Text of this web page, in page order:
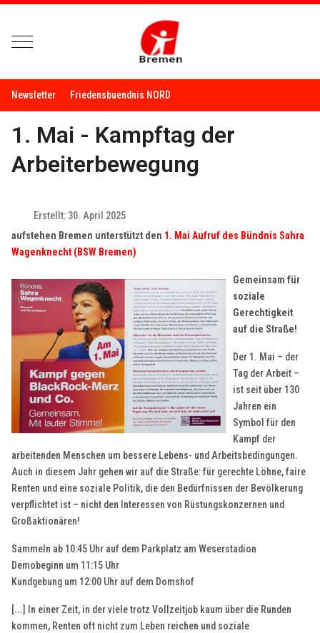
Mobile Menu Toggle
Newsletter Friedensbuendnis NORD
1. Mai - Kampftag der
Arbeiterbewegung
Erstellt: 30. April 2025
aufstehen Bremen unterstützt den 1. Mai Aufruf des Bündnis Sahra
Wagenknecht (BSW Bremen)
Gemeinsam für
soziale
Gerechtigkeit
auf die Straße!
Der 1. Mai – der
Tag der Arbeit –
ist seit über 130
Jahren ein
Symbol für den
Kampf der
arbeitenden Menschen um bessere Lebens- und Arbeitsbedingungen.
Auch in diesem Jahr gehen wir auf die Straße: für gerechte Löhne, faire
Renten und eine soziale Politik, die den Bedürfnissen der Bevölkerung
verpflichtet ist – nicht den Interessen von Rüstungskonzernen und
Großaktionären!
Sammeln ab 10:45 Uhr auf dem Parkplatz am Weserstadion
Demobeginn um 11:15 Uhr
Kundgebung um 12:00 Uhr auf dem Domshof
[...] In einer Zeit, in der viele trotz Vollzeitjob kaum über die Runden
kommen, Renten oft nicht zum Leben reichen und soziale